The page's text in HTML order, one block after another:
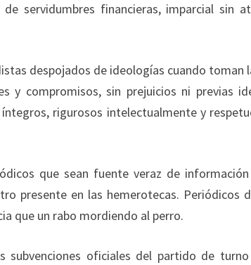
servidumbres financieras, imparcial sin
despojados de ideologías cuando toman
y compromisos, sin prejuicios ni previas
rigurosos intelectualmente y
que sean fuente veraz de
presente en las hemerotecas. Periódicos
que un rabo mordiendo al perro.
subvenciones oficiales del partido de